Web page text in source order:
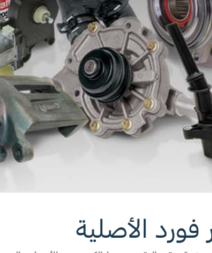
اتصل بنا
البحث عن الوكيل
الأسئلة الشائعة
الأصلية